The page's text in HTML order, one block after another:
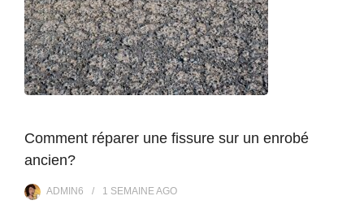
Comment réparer une fissure sur un enrobé
ancien?
ADMIN6 1 SEMAINE AGO